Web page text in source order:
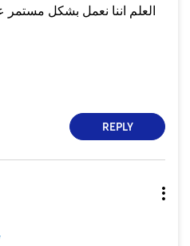
العلم اننا نعمل بشكل
REPLY